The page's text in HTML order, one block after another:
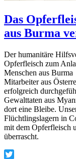
Das
aus Burma
Der humanitäre
Opferfleisch zum
Menschen aus
Mitarbeiter aus
erfolgreich
Gewalttaten aus
dort eine Bleibe.
Flüchtlingslagern in
mit dem Opferfleisch
überrascht.